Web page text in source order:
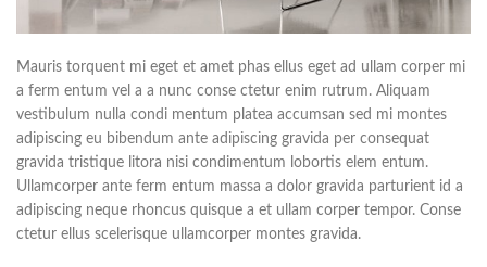
Mauris torquent mi eget et amet phas ellus eget ad ullam corper mi
a ferm entum vel a a nunc conse ctetur enim rutrum. Aliquam
vestibulum nulla condi mentum platea accumsan sed mi montes
adipiscing eu bibendum ante adipiscing gravida per consequat
gravida tristique litora nisi condimentum lobortis elem entum.
Ullamcorper ante ferm entum massa a dolor gravida parturient id a
adipiscing neque rhoncus quisque a et ullam corper tempor. Conse
ctetur ellus scelerisque ullamcorper montes gravida.